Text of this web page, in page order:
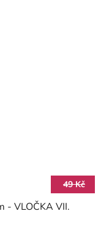
49 Kč
- VLOČKA VII.